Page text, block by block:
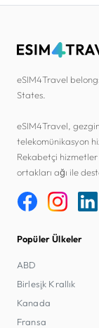
eSIM4Travel
States.
eSIM4Travel,
telekomünikasyon
Rekabetçi
ortakları ağı ile
Popüler Ülkeler
ABD
Birleşik Krallık
Kanada
Fransa